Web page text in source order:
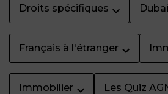
Droits spécifiques
Français à l'étranger
Immobilier Les Quiz